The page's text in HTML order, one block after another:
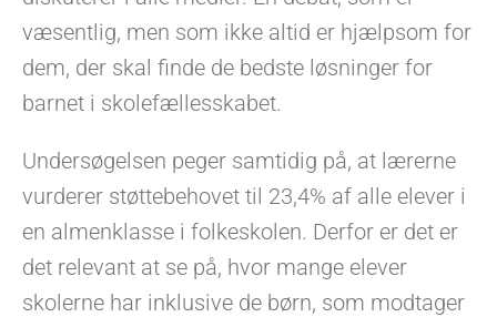
væsentlig, men som ikke altid er hjælpsom for
dem, der skal finde de bedste løsninger for
barnet i skolefællesskabet.
Undersøgelsen peger samtidig på, at lærerne
vurderer støttebehovet til 23,4% af alle elever i
en almenklasse i folkeskolen. Derfor er det er
det relevant at se på, hvor mange elever
skolerne har inklusive de børn, som modtager